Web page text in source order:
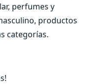
perfumes y
productos
categorías.